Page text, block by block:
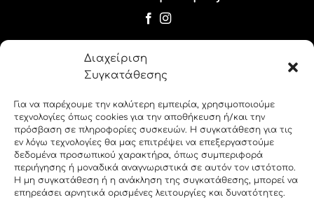
Διαχείριση
Συγκατάθεσης
Για να παρέχουμε την καλύτερη εμπειρία, χρησιμοποιούμε
τεχνολογίες όπως cookies για την αποθήκευση ή/και την
πρόσβαση σε πληροφορίες συσκευών. Η συγκατάθεση για τις
εν λόγω τεχνολογίες θα μας επιτρέψει να επεξεργαστούμε
δεδομένα προσωπικού χαρακτήρα, όπως συμπεριφορά
περιήγησης ή μοναδικά αναγνωριστικά σε αυτόν τον ιστότοπο.
Η μη συγκατάθεση ή η ανάκληση της συγκατάθεσης, μπορεί να
επηρεάσει αρνητικά ορισμένες λειτουργίες και δυνατότητες.
Εγγραφείτε στο newsletter μας για να
label_19
label_20